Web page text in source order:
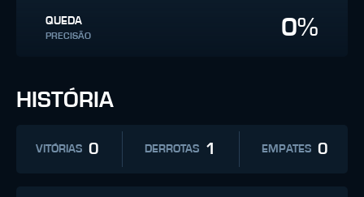
QUEDA
PRECISÃO 0%
HISTÓRIA
VITÓRIAS 0 DERROTAS 1 EMPATES 0